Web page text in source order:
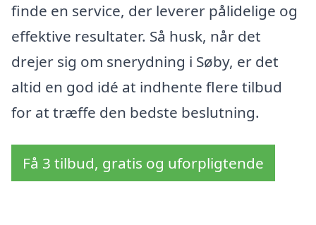
finde en service, der leverer pålidelige og
effektive resultater. Så husk, når det
drejer sig om snerydning i Søby, er det
altid en god idé at indhente flere tilbud
for at træffe den bedste beslutning.
Få 3 tilbud, gratis og uforpligtende